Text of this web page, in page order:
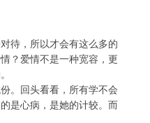
待，所以才会有这么多的
？爱情不是一种宽容，更
。回头看看，所有学不会
是心病，是她的计较。而